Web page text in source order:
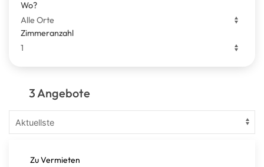
Wo?
Zimmeranzahl
3 Angebote
Zu Vermieten